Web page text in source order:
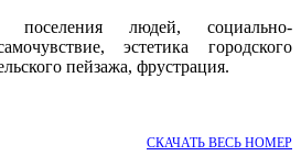
поселения людей, социально-
эстетика городского
пейзажа, фрустрация.
СКАЧАТЬ ВЕСЬ НОМЕР